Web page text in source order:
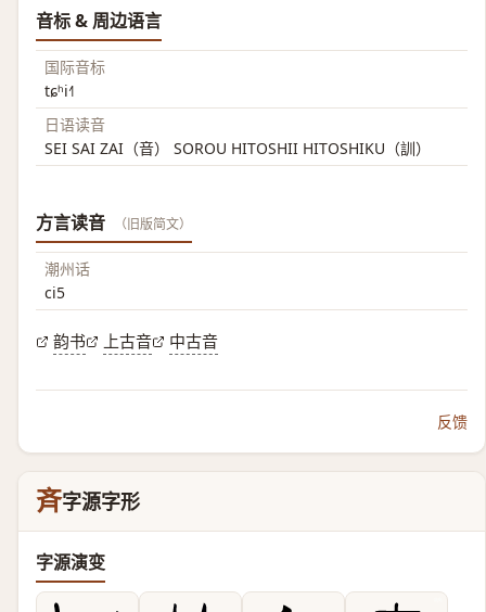
音标 & 周边语言
国际音标
tɕʰi˧˥
日语读音
SEI SAI ZAI（音） SOROU HITOSHII HITOSHIKU（訓）
方言读音 （旧版简文）
潮州话
ci5
韵书 上古音 中古音
反馈
斉字源字形
字源演变